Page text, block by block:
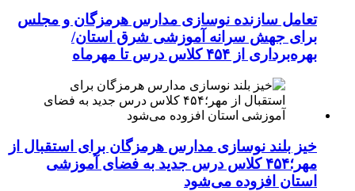
تعامل سازنده نوسازی مدارس هرمزگان و مجلس
برای جهش سرانه آموزشی شرق استان/
بهره‌برداری از ۴۵۴ کلاس درس تا مهرماه
خیز بلند نوسازی مدارس هرمزگان برای استقبال از
مهر؛۴۵۴ کلاس درس جدید به فضای آموزشی
استان افزوده می‌شود